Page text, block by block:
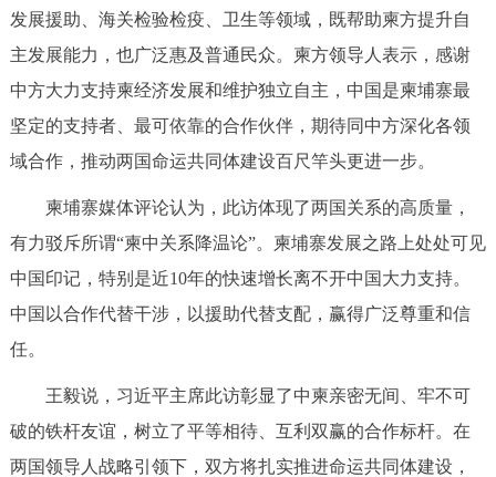
发展援助、海关检验检疫、卫生等领域，既帮助柬方提升自
主发展能力，也广泛惠及普通民众。柬方领导人表示，感谢
中方大力支持柬经济发展和维护独立自主，中国是柬埔寨最
坚定的支持者、最可依靠的合作伙伴，期待同中方深化各领
域合作，推动两国命运共同体建设百尺竿头更进一步。
柬埔寨媒体评论认为，此访体现了两国关系的高质量，
有力驳斥所谓“柬中关系降温论”。柬埔寨发展之路上处处可见
中国印记，特别是近10年的快速增长离不开中国大力支持。
中国以合作代替干涉，以援助代替支配，赢得广泛尊重和信
任。
王毅说，习近平主席此访彰显了中柬亲密无间、牢不可
破的铁杆友谊，树立了平等相待、互利双赢的合作标杆。在
两国领导人战略引领下，双方将扎实推进命运共同体建设，